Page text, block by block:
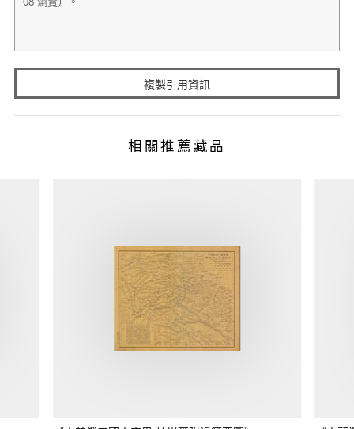
複製引用資訊
相關推薦藏品